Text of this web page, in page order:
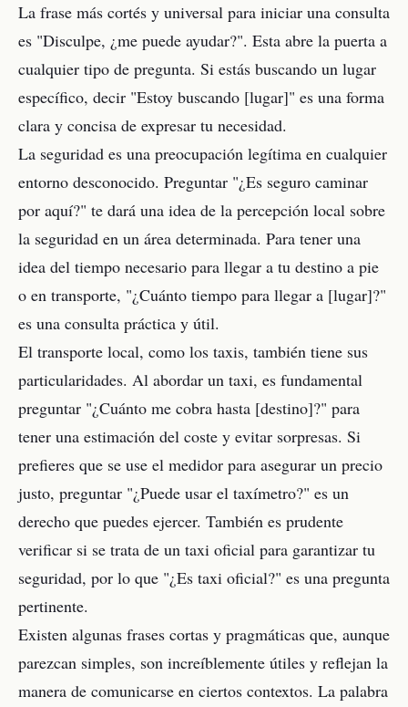
La frase más cortés y universal para iniciar una consulta
es "Disculpe, ¿me puede ayudar?". Esta abre la puerta a
cualquier tipo de pregunta. Si estás buscando un lugar
específico, decir "Estoy buscando [lugar]" es una forma
clara y concisa de expresar tu necesidad.
La seguridad es una preocupación legítima en cualquier
entorno desconocido. Preguntar "¿Es seguro caminar
por aquí?" te dará una idea de la percepción local sobre
la seguridad en un área determinada. Para tener una
idea del tiempo necesario para llegar a tu destino a pie
o en transporte, "¿Cuánto tiempo para llegar a [lugar]?"
es una consulta práctica y útil.
El transporte local, como los taxis, también tiene sus
particularidades. Al abordar un taxi, es fundamental
preguntar "¿Cuánto me cobra hasta [destino]?" para
tener una estimación del coste y evitar sorpresas. Si
prefieres que se use el medidor para asegurar un precio
justo, preguntar "¿Puede usar el taxímetro?" es un
derecho que puedes ejercer. También es prudente
verificar si se trata de un taxi oficial para garantizar tu
seguridad, por lo que "¿Es taxi oficial?" es una pregunta
pertinente.
Existen algunas frases cortas y pragmáticas que, aunque
parezcan simples, son increíblemente útiles y reflejan la
manera de comunicarse en ciertos contextos. La palabra